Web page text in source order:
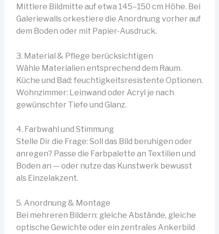
Mittlere Bildmitte auf etwa 145–150 cm Höhe. Bei
Galeriewalls orkestiere die Anordnung vorher auf
dem Boden oder mit Papier-Ausdruck.
3. Material & Pflege berücksichtigen
Wähle Materialien entsprechend dem Raum.
Küche und Bad: feuchtigkeitsresistente Optionen.
Wohnzimmer: Leinwand oder Acryl je nach
gewünschter Tiefe und Glanz.
4. Farbwahl und Stimmung
Stelle Dir die Frage: Soll das Bild beruhigen oder
anregen? Passe die Farbpalette an Textilien und
Boden an — oder nutze das Kunstwerk bewusst
als Einzelakzent.
5. Anordnung & Montage
Bei mehreren Bildern: gleiche Abstände, gleiche
optische Gewichte oder ein zentrales Ankerbild